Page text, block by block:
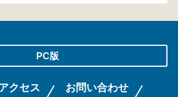
PC版
クセス
お問い合わせ